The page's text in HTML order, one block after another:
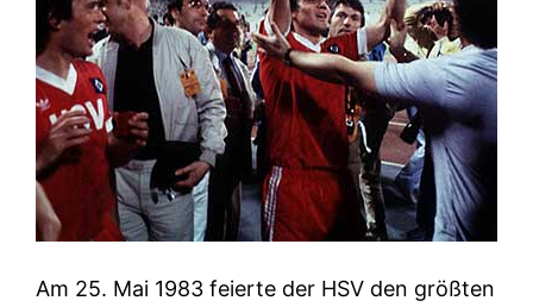
Am 25. Mai 1983 feierte der HSV den größten